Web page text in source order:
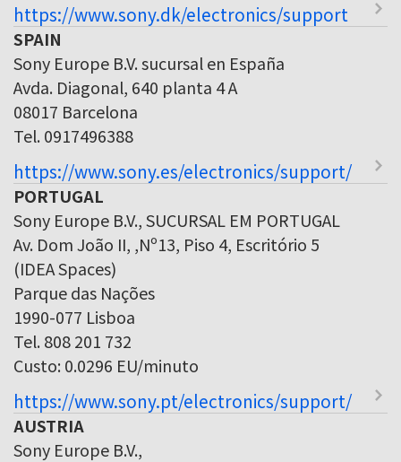
https://www.sony.dk/electronics/support
SPAIN
Sony Europe B.V. sucursal en España
Avda. Diagonal, 640 planta 4 A
08017 Barcelona
Tel. 0917496388
https://www.sony.es/electronics/support/
PORTUGAL
Sony Europe B.V., SUCURSAL EM PORTUGAL
Av. Dom João II, ,Nº13, Piso 4, Escritório 5
(IDEA Spaces)
Parque das Nações
1990-077 Lisboa
Tel. 808 201 732
Custo: 0.0296 EU/minuto
https://www.sony.pt/electronics/support/
AUSTRIA
Sony Europe B.V.,